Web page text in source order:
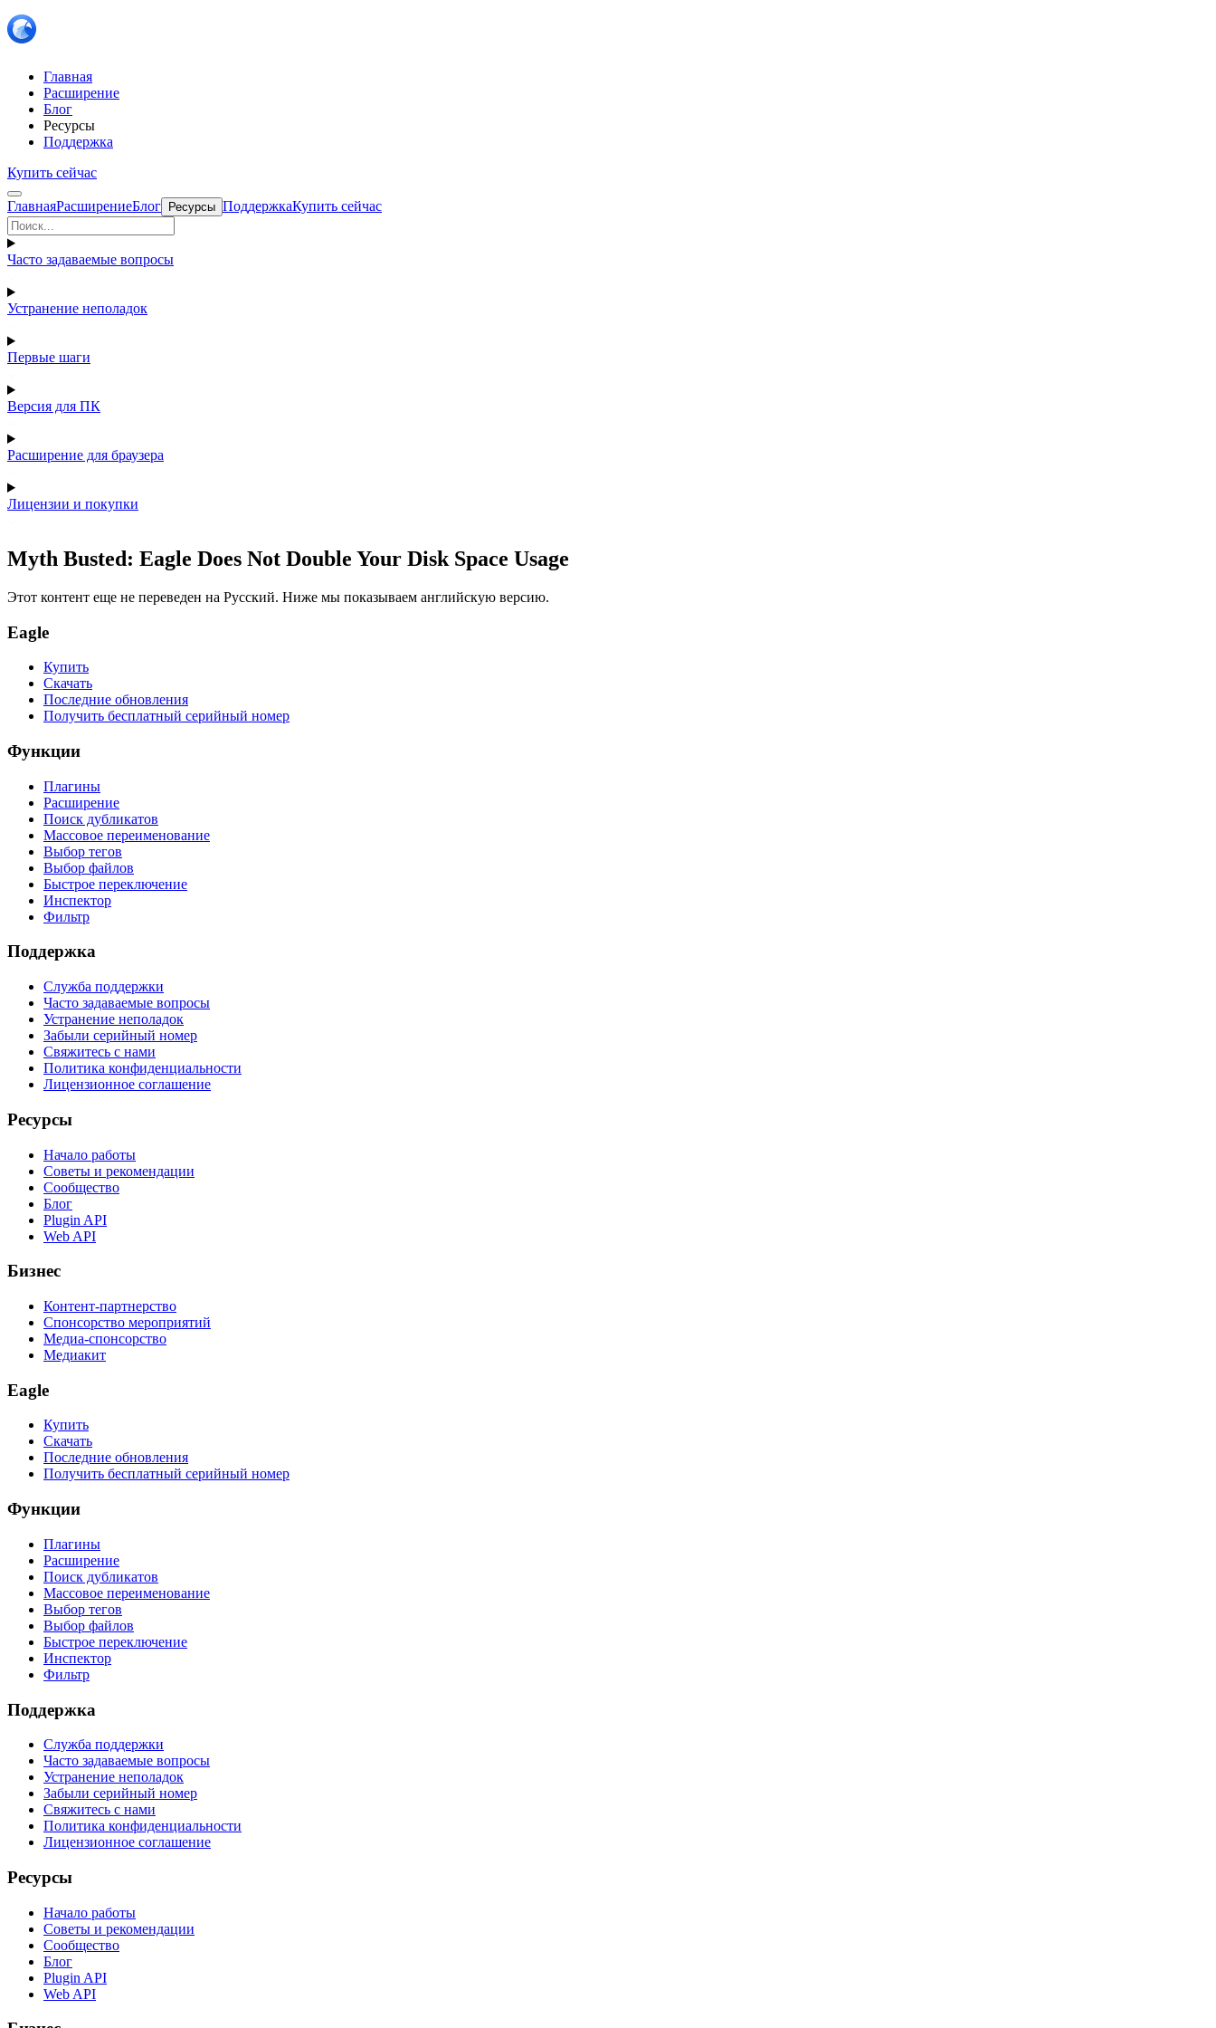
Главная
Расширение
Блог
Ресурсы
Поддержка
Купить сейчас
ГлавнаяРасширениеБлог Ресурсы ПоддержкаКупить сейчас
Часто задаваемые вопросы
Устранение неполадок
Первые шаги
Версия для ПК
Расширение для браузера
Лицензии и покупки
Myth Busted: Eagle Does Not Double Your Disk Space Usage
Этот контент еще не переведен на Русский. Ниже мы показываем английскую версию.
Eagle
Купить
Скачать
Последние обновления
Получить бесплатный серийный номер
Функции
Плагины
Расширение
Поиск дубликатов
Массовое переименование
Выбор тегов
Выбор файлов
Быстрое переключение
Инспектор
Фильтр
Поддержка
Служба поддержки
Часто задаваемые вопросы
Устранение неполадок
Забыли серийный номер
Свяжитесь с нами
Политика конфиденциальности
Лицензионное соглашение
Ресурсы
Начало работы
Советы и рекомендации
Сообщество
Блог
Plugin API
Web API
Бизнес
Контент-партнерство
Спонсорство мероприятий
Медиа-спонсорство
Медиакит
Eagle
Купить
Скачать
Последние обновления
Получить бесплатный серийный номер
Функции
Плагины
Расширение
Поиск дубликатов
Массовое переименование
Выбор тегов
Выбор файлов
Быстрое переключение
Инспектор
Фильтр
Поддержка
Служба поддержки
Часто задаваемые вопросы
Устранение неполадок
Забыли серийный номер
Свяжитесь с нами
Политика конфиденциальности
Лицензионное соглашение
Ресурсы
Начало работы
Советы и рекомендации
Сообщество
Блог
Plugin API
Web API